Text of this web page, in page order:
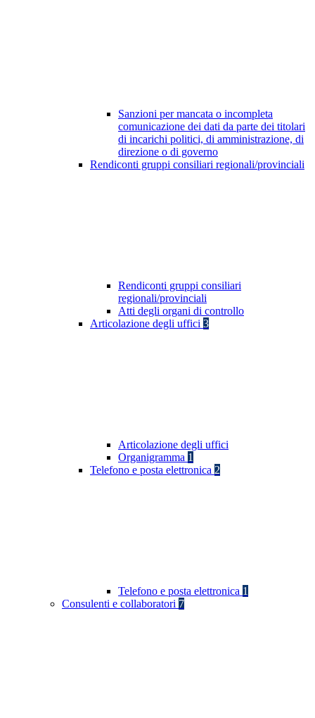
Sanzioni per mancata o incompleta
comunicazione dei dati da parte dei titolari
di incarichi politici, di amministrazione, di
direzione o di governo
Rendiconti gruppi consiliari regionali/provinciali
Rendiconti gruppi consiliari
regionali/provinciali
Atti degli organi di controllo
Articolazione degli uffici 3
Articolazione degli uffici
Organigramma 1
Telefono e posta elettronica 2
Telefono e posta elettronica 1
Consulenti e collaboratori 7